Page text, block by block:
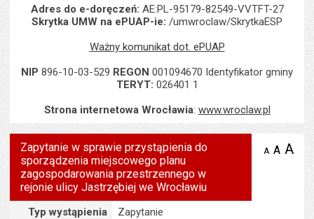
Adres do e-doręczeń: AE:PL-95179-82549-VVTFT-27
Skrytka UMW na ePUAP-ie: /umwroclaw/SkrytkaESP
Ważny komunikat dot. ePUAP
NIP 896-10-03-529 REGON 001094670 Identyfikator gminy
TERYT: 026401 1
Strona internetowa Wrocławia: www.wroclaw.pl
Zapytanie w sprawie przystąpienia do
sporządzenia miejscowego planu
zagospodarowania przestrzennego w
rejonie ulicy Jastrzębiej we Wrocławiu
A zmniejsz
A A
Szczegóły
Typ wystąpienia
Zapytanie